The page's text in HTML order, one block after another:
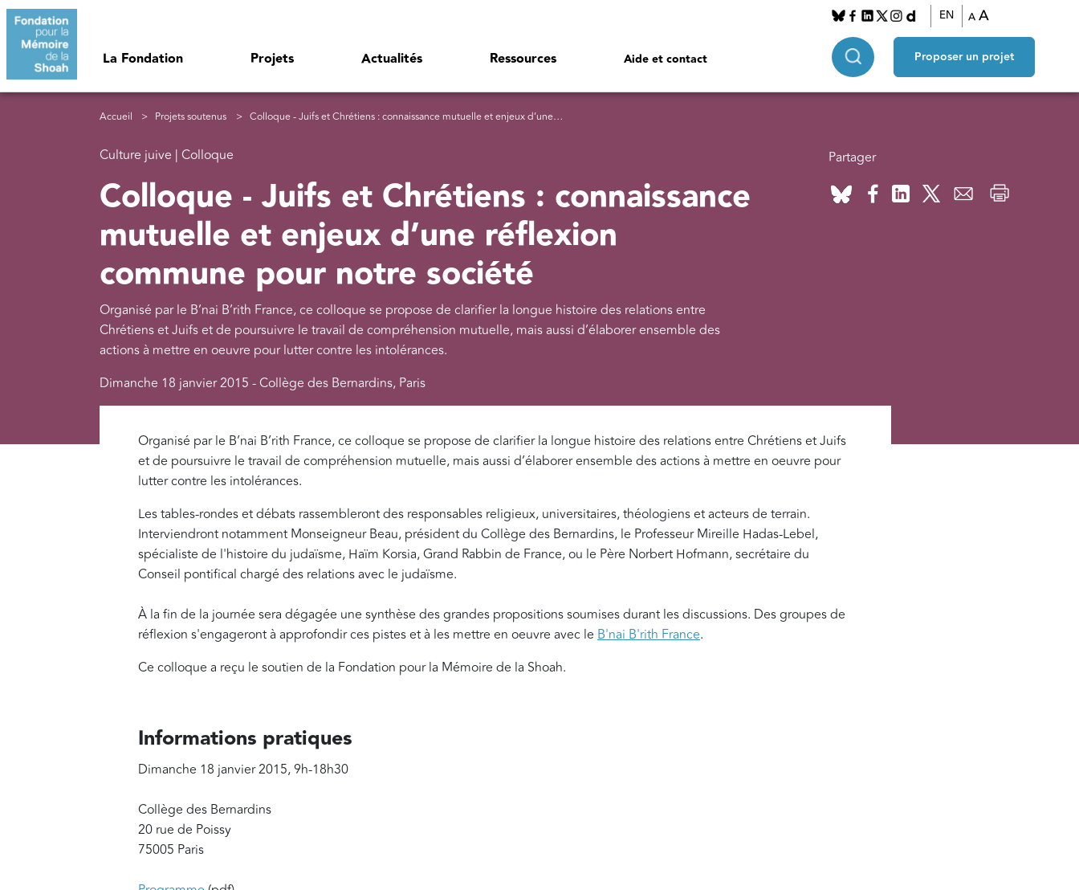
Aller au contenu principal
La Fondation Projets Actualités Ressources Aide et contact
EN A A
Proposer un projet
Fil d'Ariane
Accueil Projets soutenus Colloque - Juifs et Chrétiens : connaissance mutuelle et enjeux d’une réflexion commune pour notre société
Culture juive | Colloque
Colloque - Juifs et Chrétiens : connaissance
mutuelle et enjeux d’une réflexion
commune pour notre société
Organisé par le B’nai B’rith France, ce colloque se propose de clarifier la longue histoire des relations entre
Chrétiens et Juifs et de poursuivre le travail de compréhension mutuelle, mais aussi d’élaborer ensemble des
actions à mettre en oeuvre pour lutter contre les intolérances.
Dimanche 18 janvier 2015 - Collège des Bernardins, Paris
Partager
Organisé par le B’nai B’rith France, ce colloque se propose de clarifier la longue histoire des relations entre Chrétiens et Juifs
et de poursuivre le travail de compréhension mutuelle, mais aussi d’élaborer ensemble des actions à mettre en oeuvre pour
lutter contre les intolérances.
Les tables-rondes et débats rassembleront des responsables religieux, universitaires, théologiens et acteurs de terrain.
Interviendront notamment Monseigneur Beau, président du Collège des Bernardins, le Professeur Mireille Hadas-Lebel,
spécialiste de l'histoire du judaïsme, Haïm Korsia, Grand Rabbin de France, ou le Père Norbert Hofmann, secrétaire du
Conseil pontifical chargé des relations avec le judaïsme.
À la fin de la journée sera dégagée une synthèse des grandes propositions soumises durant les discussions. Des groupes de
réflexion s'engageront à approfondir ces pistes et à les mettre en oeuvre avec le B'nai B'rith France.
Ce colloque a reçu le soutien de la Fondation pour la Mémoire de la Shoah.
Informations pratiques
Dimanche 18 janvier 2015, 9h-18h30
Collège des Bernardins
20 rue de Poissy
75005 Paris